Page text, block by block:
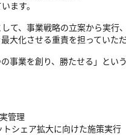
ます。
て、事業戦略の立案から実行
大化させる重責を担っていた
事業を創り、勝たせる」とい
管理
シェア拡大に向けた施策実行